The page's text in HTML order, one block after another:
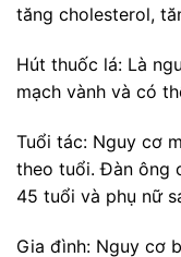
tăng cholesterol,
Hút thuốc lá: Là
mạch vành và có
Tuổi tác: Nguy cơ
theo tuổi. Đàn ông
45 tuổi và phụ nữ
Gia đình: Nguy cơ